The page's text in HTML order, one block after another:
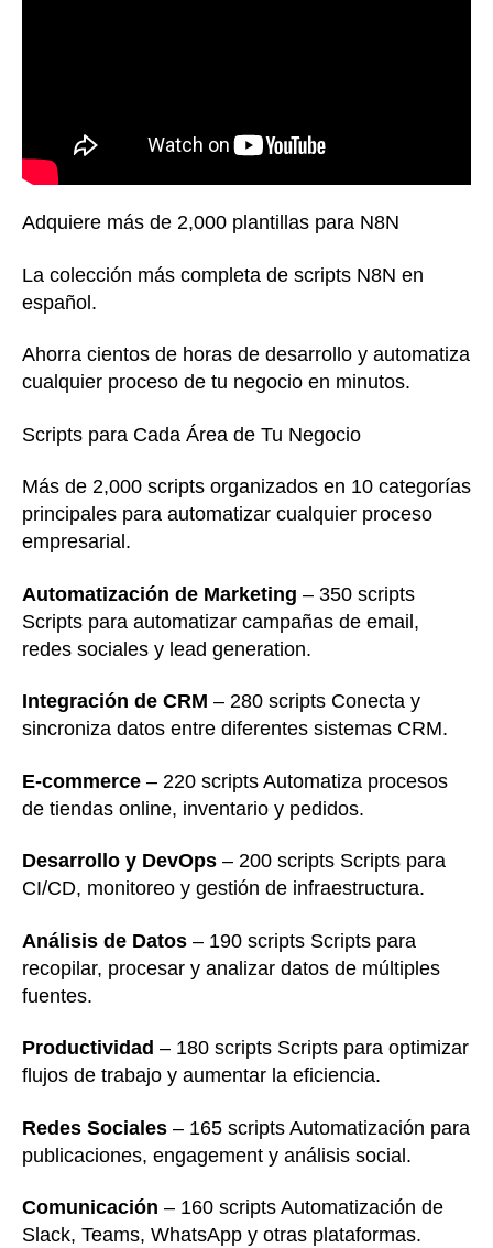
Adquiere más de 2,000 plantillas para N8N
La colección más completa de scripts N8N en
español.
Ahorra cientos de horas de desarrollo y automatiza
cualquier proceso de tu negocio en minutos.
Scripts para Cada Área de Tu Negocio
Más de 2,000 scripts organizados en 10 categorías
principales para automatizar cualquier proceso
empresarial.
Automatización de Marketing – 350 scripts
Scripts para automatizar campañas de email,
redes sociales y lead generation.
Integración de CRM – 280 scripts Conecta y
sincroniza datos entre diferentes sistemas CRM.
E-commerce – 220 scripts Automatiza procesos
de tiendas online, inventario y pedidos.
Desarrollo y DevOps – 200 scripts Scripts para
CI/CD, monitoreo y gestión de infraestructura.
Análisis de Datos – 190 scripts Scripts para
recopilar, procesar y analizar datos de múltiples
fuentes.
Productividad – 180 scripts Scripts para optimizar
flujos de trabajo y aumentar la eficiencia.
Redes Sociales – 165 scripts Automatización para
publicaciones, engagement y análisis social.
Comunicación – 160 scripts Automatización de
Slack, Teams, WhatsApp y otras plataformas.